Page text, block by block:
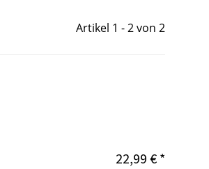
Artikel 1 - 2 von 2
22,99 € *